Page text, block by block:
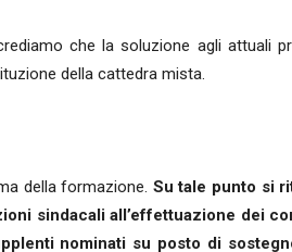
che la soluzione agli attuali
della cattedra mista.
della formazione. Su tale punto si
sindacali all’effettuazione dei
nominati su posto di